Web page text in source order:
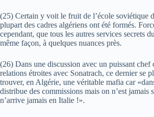
(25) Certain y voit le fruit de l’école soviétique
plupart des cadres algériens ont été formés.
cependant, que tous les autres services secrets
même façon, à quelques nuances près.
(26) Dans une discussion avec un puissant chef
relations étroites avec Sonatrach, ce dernier se
trouver, en Algérie, une véritable mafia car
distribue des commissions mais on n’est jamais
n’arrive jamais en Italie !».